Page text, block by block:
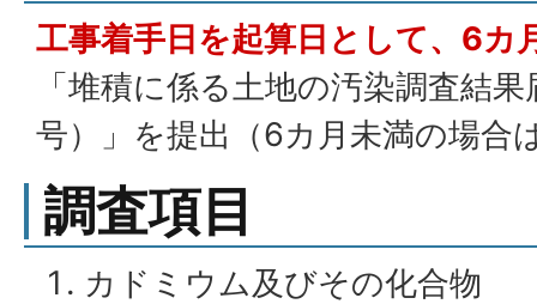
工事着手日を起算日として、6カ
「堆積に係る土地の汚染調査結
号）」を提出（6カ月未満の場合
調査項目
カドミウム及びその化合物